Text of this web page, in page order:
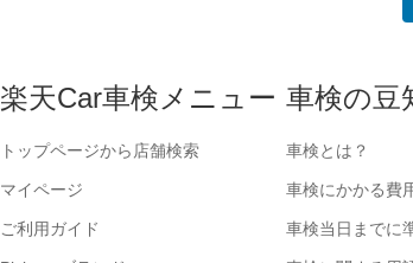
楽天Car車検メニュー
トップページから店舗検索
マイページ
ご利用ガイド
車検の豆
車検とは？
車検にかかる費
車検当日までに